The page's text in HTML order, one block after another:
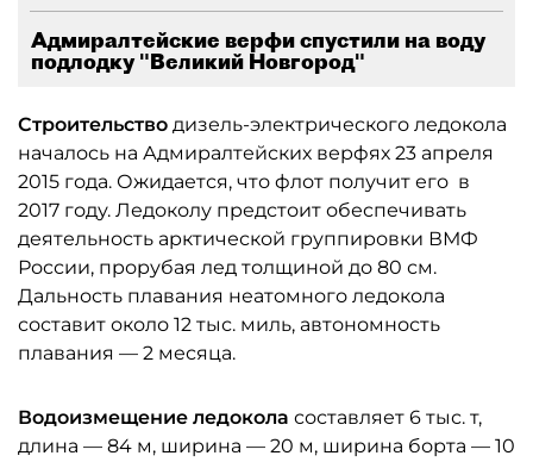
Адмиралтейские верфи спустили на воду
подлодку "Великий Новгород"
Строительство дизель-электрического ледокола
началось на Адмиралтейских верфях 23 апреля
2015 года. Ожидается, что флот получит его в
2017 году. Ледоколу предстоит обеспечивать
деятельность арктической группировки ВМФ
России, прорубая лед толщиной до 80 см.
Дальность плавания неатомного ледокола
составит около 12 тыс. миль, автономность
плавания — 2 месяца.
Водоизмещение ледокола составляет 6 тыс. т,
длина — 84 м, ширина — 20 м, ширина борта — 10